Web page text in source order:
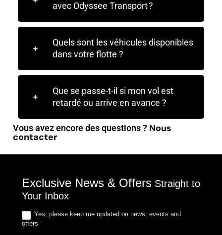
avec Odyssee Transport ?
Quels sont les véhicules disponibles
dans votre flotte ?
Que se passe-t-il si mon vol est
retardé ou arrive en avance ?
Vous avez encore des questions ? Nous
contacter
Exclusive News & Offers Straight to
Your Inbox
Yes, please keep me updated on news, events and
offers *